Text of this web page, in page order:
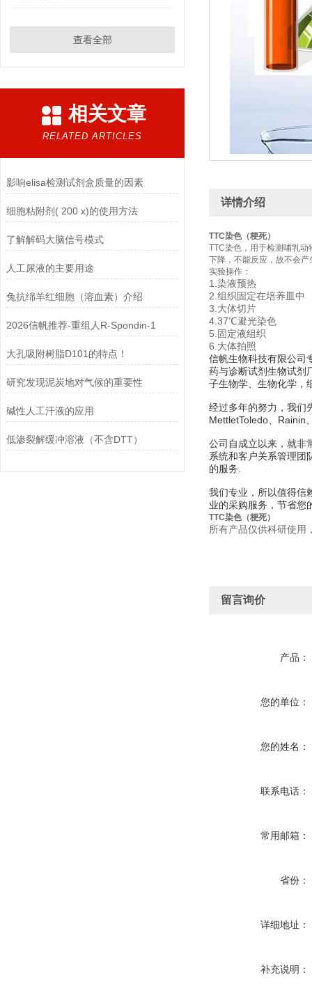
查看全部
相关文章
RELATED ARTICLES
影响elisa检测试剂盒质量的因素
细胞粘附剂( 200 x)的使用方法
了解解码大脑信号模式
人工尿液的主要用途
兔抗绵羊红细胞（溶血素）介绍
2026信帆推荐-重组人R-Spondin-1
大孔吸附树脂D101的特点！
研究发现泥炭地对气候的重要性
碱性人工汗液的应用
低渗裂解缓冲溶液（不含DTT）
详情介绍
TTC染色（梗死）
TTC染色，用于检测哺乳
下降，不能反应，故不会
实验操作：
1.染液预热
2.组织固定在培养皿中
3.大体切片
4.37℃避光染色
5.固定液组织
6.大体拍照
信帆生物科技有限公司
药与诊断试剂生物试剂
子生物学、生物化学，
经过多年的努力，我们
MettletToledo、Rainin
公司自成立以来，就非
系统和客户关系管理团
的服务.
我们专业，所以值得信
业的采购服务，节省您
TTC染色（梗死）
所有产品仅供科研使用
留言询价
产品：
您的单位：
您的姓名：
联系电话：
常用邮箱：
省份：
详细地址：
补充说明：